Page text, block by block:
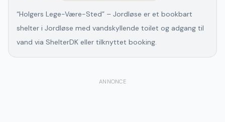
“Holgers Lege-Være-Sted” – Jordløse er et bookbart
shelter i Jordløse med vandskyllende toilet og adgang til
vand via ShelterDK eller tilknyttet booking.
ANNONCE